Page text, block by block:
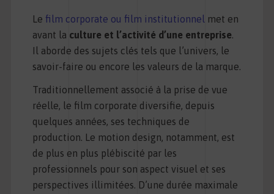
Le film corporate ou film institutionnel
met en
avant la culture et l’activité d’une entreprise.
Il aborde des sujets clés tels que l’univers, le
savoir-faire ou encore les valeurs de la marque.
Traditionnellement associé à la prise de vue
réelle, le film corporate diversifie, depuis
quelques années, ses techniques de
production. Le motion design, notamment, est
de plus en plus plébiscité par les
professionnels pour son aspect visuel et ses
perspectives illimitées. D’une durée maximale